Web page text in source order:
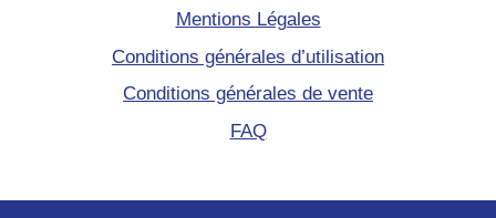
Mentions Légales
Conditions générales d’utilisation
Conditions générales de vente
FAQ